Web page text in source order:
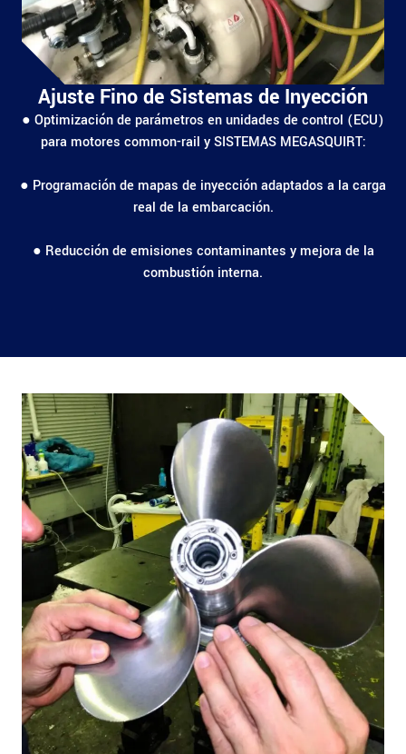
Ajuste Fino de Sistemas de Inyección
● Optimización de parámetros en unidades de control (ECU)
para motores common-rail y SISTEMAS MEGASQUIRT:
● Programación de mapas de inyección adaptados a la carga
real de la embarcación.
● Reducción de emisiones contaminantes y mejora de la
combustión interna.